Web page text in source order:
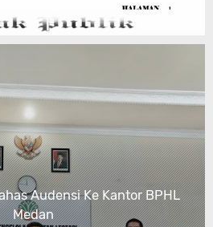
Audensi Ke Kantor BPHL
Medan